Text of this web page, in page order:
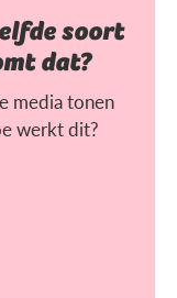
soort
dat?
media tonen
werkt dit?